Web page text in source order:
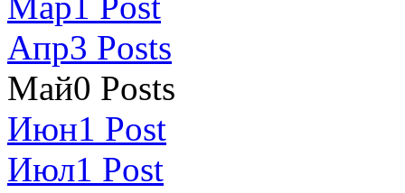
Апр3 Posts
Май0 Posts
Июн1 Post
Июл1 Post